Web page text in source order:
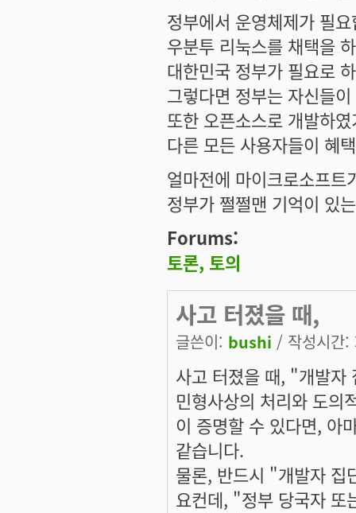
정부에서 운영체제가 필
우분투 리눅스를 채택을
대한민국 정부가 필요로
그렇다면 정부는 자신들
또한 오픈소스로 개발하
다른 모든 사용자들이 혜
얼마전에 마이크로소프
정부가 쩔쩔맨 기억이 있
Forums:
토론, 토의
사고 터졌을 때,
글쓴이: bushi / 작성시간
사고 터졌을 때, "개발자
민형사상의 처리와 도의
이 증명할 수 있다면,
같습니다.
물론, 반드시 "개발자 집
요컨데, "정부 당국자 또